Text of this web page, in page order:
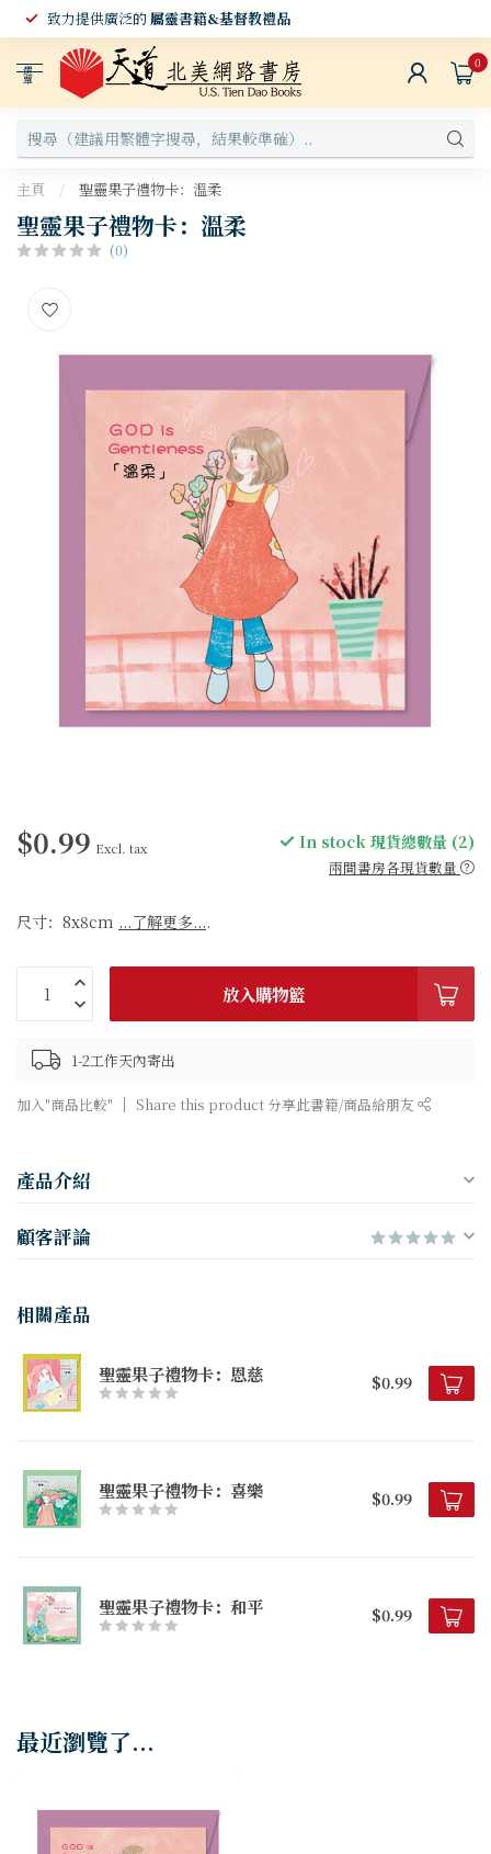
致力提供廣泛的屬靈書籍&基督教禮品
選
單
0
主頁 / 聖靈果子禮物卡：溫柔
聖靈果子禮物卡：溫柔
(0)
$0.99 Excl. tax In stock 現貨總數量 (2)
兩間書房各現貨數量
尺寸：8x8cm ...了解更多....
放入購物籃
1-2工作天內寄出
加入"商品比較" Share this product 分享此書籍/商品給朋友
產品介紹
顧客評論
相關產品
聖靈果子禮物卡：恩慈 $0.99
聖靈果子禮物卡：喜樂 $0.99
聖靈果子禮物卡：和平 $0.99
最近瀏覽了...